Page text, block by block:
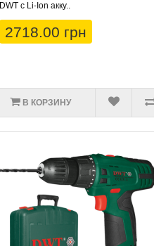
DWT с Li-Ion акку..
2718.00 грн
В КОРЗИНУ